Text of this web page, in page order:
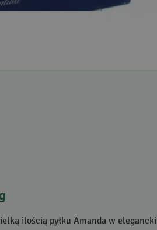
ilością pyłku Amanda w